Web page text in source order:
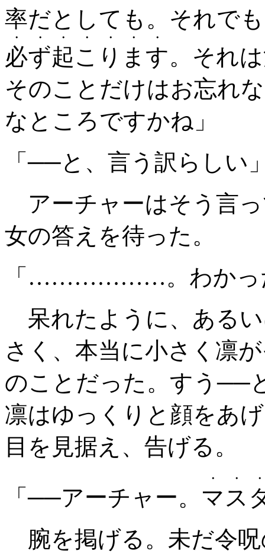
率だとしても。それで
必ず起こります
・・・・・・・
。それ
そのことだけはお忘れ
なところですかね」
「──と、言う訳らしい
アーチャーはそう言
女の答えを待った。
「………………。わかっ
呆れたように、ある
さく、本当に小さく凛
のことだった。すう──
凛はゆっくりと顔をあ
目を見据え、告げる。
「──アーチャー。 マス
・・
腕を掲げる。未だ令